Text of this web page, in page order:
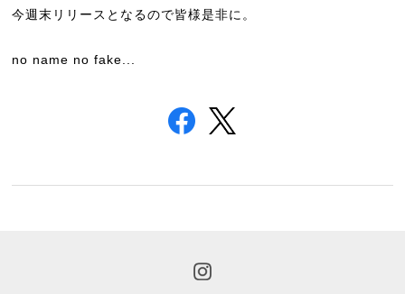
今週末リリースとなるので皆様是非に。
no name no fake...